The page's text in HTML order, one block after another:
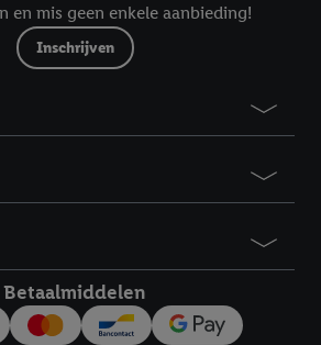
en mis geen enkele aanbieding!
Inschrijven
Betaalmiddelen